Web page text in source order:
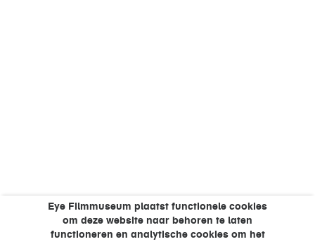
Eye Filmmuseum plaatst functionele cookies
om deze website naar behoren te laten
functioneren en analytische cookies om het